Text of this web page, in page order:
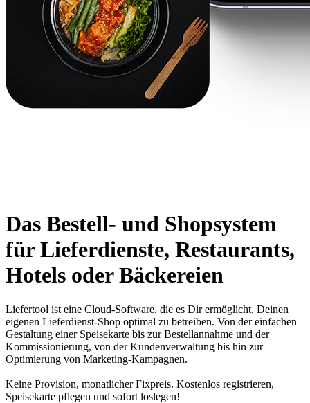
Das Bestell- und Shopsystem
für Lieferdienste, Restaurants,
Hotels oder Bäckereien
Liefertool ist eine Cloud-Software, die es Dir ermöglicht, Deinen
eigenen Lieferdienst-Shop optimal zu betreiben. Von der einfachen
Gestaltung einer Speisekarte bis zur Bestellannahme und der
Kommissionierung, von der Kundenverwaltung bis hin zur
Optimierung von Marketing-Kampagnen.
Keine Provision, monatlicher Fixpreis. Kostenlos registrieren,
Speisekarte pflegen und sofort loslegen!